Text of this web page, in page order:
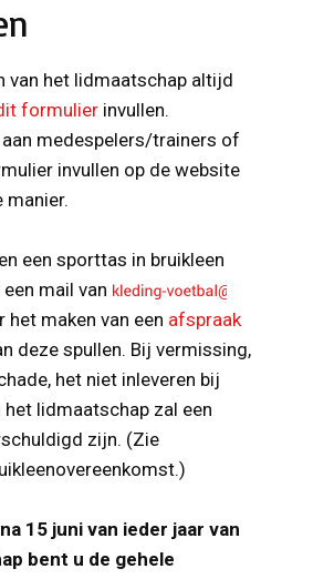
van het lidmaatschap altijd
formulier invullen.
medespelers/trainers of
invullen op de website
manier.
een sporttas in bruikleen
mail van
het maken van een afspraak
deze spullen. Bij vermissing,
het niet inleveren bij
het lidmaatschap zal een
zijn. (Zie
15 juni van ieder jaar van
bent u de gehele